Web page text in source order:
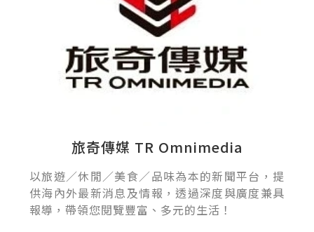
旅奇傳媒 TR Omnimedia
以旅遊／休閒／美食／品味為本的新聞平台，提
供海內外最新消息及情報，透過深度與廣度兼具
報導，帶領您閱覽豐富、多元的生活！